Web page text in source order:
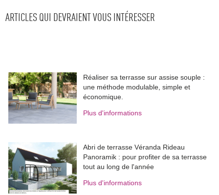
ARTICLES QUI DEVRAIENT VOUS INTÉRESSER
Réaliser sa terrasse sur assise souple :
une méthode modulable, simple et
économique.
Plus d'informations
Abri de terrasse Véranda Rideau
Panoramik : pour profiter de sa terrasse
tout au long de l'année
Plus d'informations